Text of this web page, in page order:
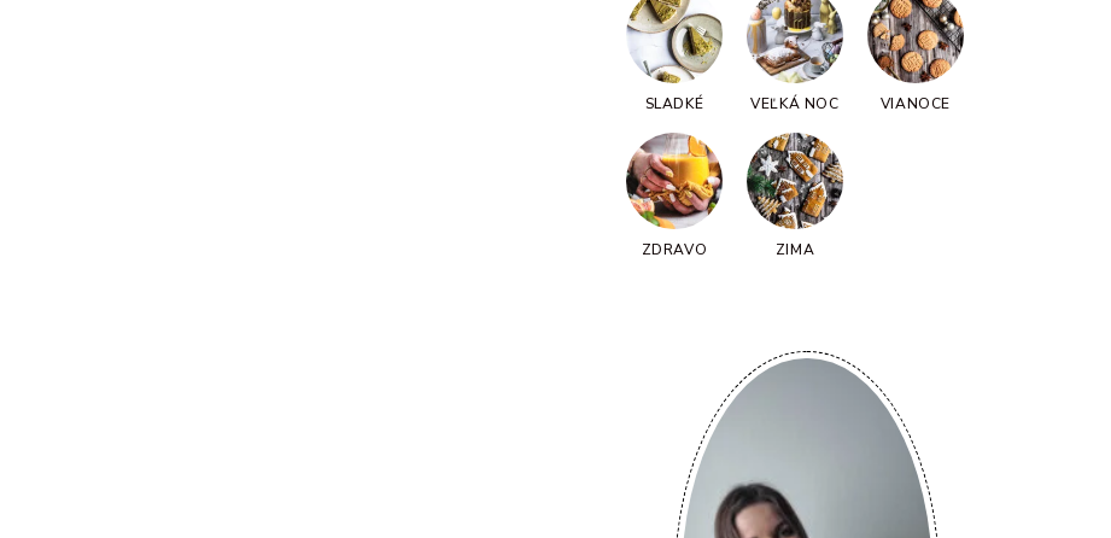
SLADKÉ VEĽKÁ NOC VIANOCE
ZDRAVO ZIMA